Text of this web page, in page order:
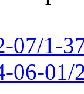
07/1-
06-01/